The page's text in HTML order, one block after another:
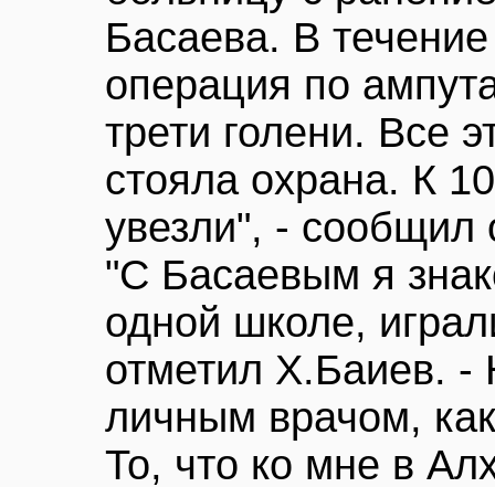
Басаева. В
операция по
трети голени. Все
стояла охрана. К
увезли", - сообщил
"С Басаевым я
одной школе,
отметил Х.Баиев. -
личным врачом,
То, что ко мне в